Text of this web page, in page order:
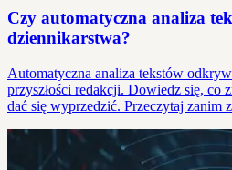
Czy automatyczna analiza
dziennikarstwa?
Automatyczna analiza tekstów
przyszłości redakcji. Dowiedz się, co
dać się wyprzedzić. Przeczytaj zanim